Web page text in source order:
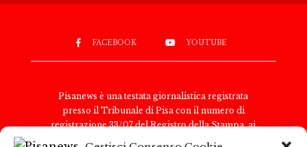
FACEBOOK YOUTUBE
Pisanews è una testata giornalistica registrata
presso il Tribunale di Pisa con il numero di
registrazione 33/07 del Registro della Stampa, ai